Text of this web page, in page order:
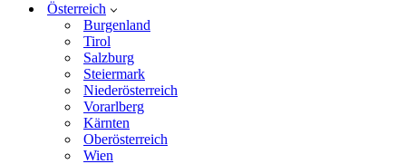
Österreich
Burgenland
Tirol
Salzburg
Steiermark
Niederösterreich
Vorarlberg
Kärnten
Oberösterreich
Wien